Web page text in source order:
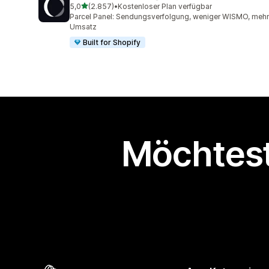
5,0von 5 Sternen
(2.857)
2857 Rezensionen insgesamt
•Kostenloser Plan verfügbar
Parcel Panel: Sendungsverfolgung, weniger WISMO, mehr
Umsatz
Built for Shopify